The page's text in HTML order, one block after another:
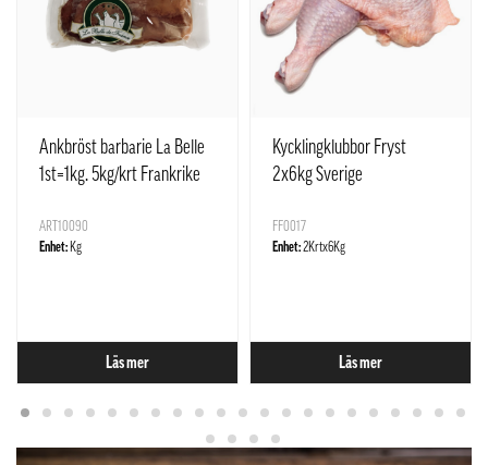
Ankbröst barbarie La Belle
1st=1kg. 5kg/krt Frankrike
ART10090
Enhet: Kg
Läs mer
Kycklingklubbor Fryst
2x6kg Sverige
FF0017
Enhet:2Krtx6Kg
Läs mer